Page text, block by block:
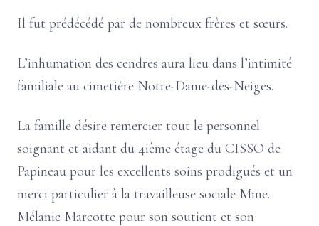
Il fut prédécédé par de nombreux frères et sœurs.
L’inhumation des cendres aura lieu dans l’intimité
familiale au cimetière Notre-Dame-des-Neiges.
La famille désire remercier tout le personnel
soignant et aidant du 4ième étage du CISSO de
Papineau pour les excellents soins prodigués et un
merci particulier à la travailleuse sociale Mme.
Mélanie Marcotte pour son soutient et son